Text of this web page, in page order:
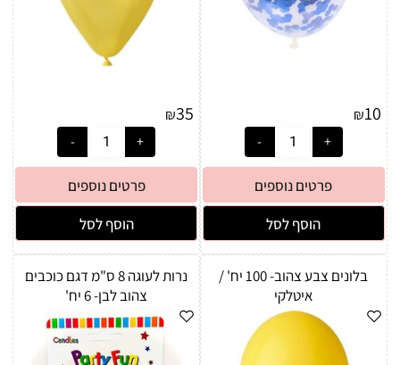
₪10
פרטים נוספים
הוסף לסל
₪35
פרטים נוספים
הוסף לסל
בלונים צבע צהוב- 100 יח' /
איטלקי
נרות לעוגה 8 ס"מ דגם כוכבים
צהוב לבן- 6 יח'